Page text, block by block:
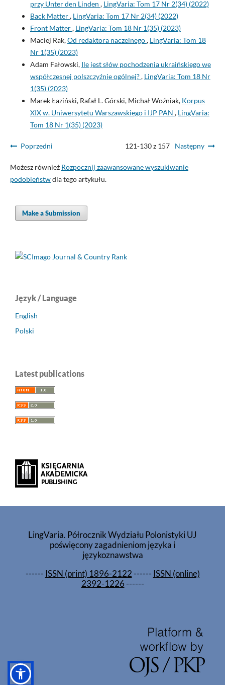
przy Unter den Linden , LingVaria: Tom 17 Nr 2(34) (2022)
Back Matter, LingVaria: Tom 17 Nr 2(34) (2022)
Front Matter, LingVaria: Tom 18 Nr 1(35) (2023)
Maciej Rak,Od redaktora naczelnego, LingVaria: Tom 18
Nr 1(35) (2023)
Adam Fałowski, Ile jest słów pochodzenia ukraińskiego we
współczesnej polszczyźnie ogólnej?, LingVaria: Tom 18 Nr
1(35) (2023)
Marek Łaziński, Rafał L. Górski, Michał Woźniak, Korpus
XIX w. Uniwersytetu Warszawskiego i IJP PAN , LingVaria:
Tom 18 Nr 1(35) (2023)
Poprzedni 121-130 z 157 Następny
Możesz również Rozpocznij zaawansowane wyszukiwanie
podobieństwdla tego artykułu.
Make a Submission
Język / Language
English
Polski
Latest publications
LingVaria. Półrocznik Wydziału Polonistyki UJ
poświęcony zagadnieniom języka i
językoznawstwa
------ ISSN (print) 1896-2122------ ISSN (online)
2392-1226------